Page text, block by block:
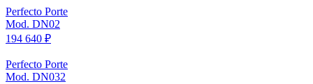
Perfecto Porte
Mod. DN02
194 640 ₽
Perfecto Porte
Mod. DN032